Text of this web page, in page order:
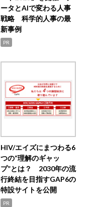
ータとAIで変わる人事
戦略 科学的人事の最
新事例
PR
HIV/エイズにまつわる6
つの“理解のギャッ
プ”とは？ 2030年の流
行終結を目指すGAP6の
特設サイトを公開
PR